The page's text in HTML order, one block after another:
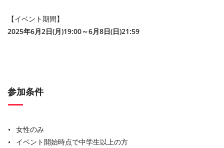
【イベント期間】
2025年6月2日(月)19:00～6月8日(日)21:59
参加条件
女性のみ
イベント開始時点で中学生以上の方